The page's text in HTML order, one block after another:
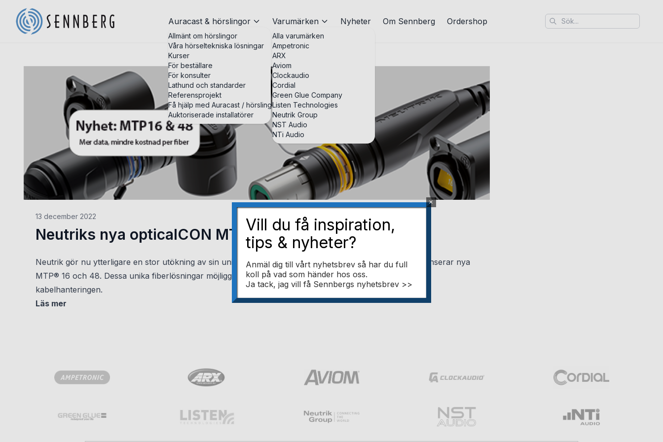
Auracast & hörslingor
Allmänt om hörslingor
Våra hörseltekniska lösningar
Kurser
För beställare
För konsulter
Lathund och standarder
Referensprojekt
Få hjälp med Auracast / hörslingor
Auktoriserade installatörer
Varumärken
Alla varumärken
Ampetronic
ARX
Aviom
Clockaudio
Cordial
Green Glue Company
Listen Technologies
Neutrik Group
NST Audio
NTi Audio
Nyheter Om Sennberg Ordershop
13 december 2022
Neutriks nya opticalCON MTP 16 & 48
Neutrik gör nu ytterligare en stor utökning av sin unika och väletablerade opticalCON MTP®-serie och lanserar nya
MTP® 16 och 48. Dessa unika fiberlösningar möjliggör högre datakapacitet och förbättrar ytterligare
kabelhanteringen.
Läs mer
Vill du få inspiration,
tips & nyheter?
Anmäl dig till vårt nyhetsbrev så har du full
koll på vad som händer hos oss.
Ja tack, jag vill få Sennbergs nyhetsbrev >>
×